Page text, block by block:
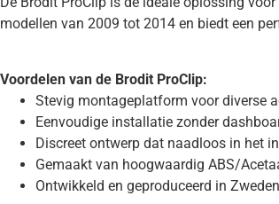
modellen van 2009 tot 2014 en biedt een
Voordelen van de Brodit ProClip:
Stevig montageplatform voor diverse
Eenvoudige installatie zonder
Discreet ontwerp dat naadloos in het
Gemaakt van hoogwaardig ABS/
Ontwikkeld en geproduceerd in Zweden